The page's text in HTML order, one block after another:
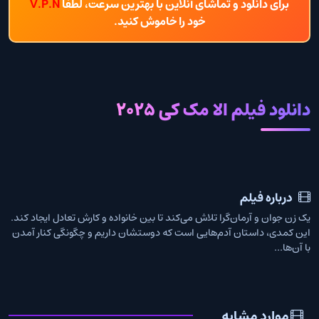
برای دانلود و تماشای آنلاین با بهترین سرعت، لطفاًV.P.N
خود را خاموش کنید.
دانلود فیلم الا مک کی 2025
درباره فیلم
یک زن جوان و آرمان‌گرا تلاش می‌کند تا بین خانواده و کارش تعادل ایجاد کند.
این کمدی، داستان آدم‌هایی است که دوستشان داریم و چگونگی کنار آمدن
با آن‌ها...